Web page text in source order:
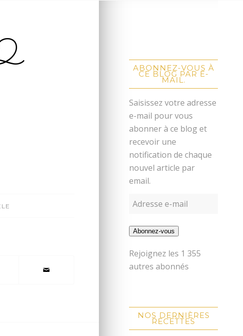
ABONNEZ-VOUS À
CE BLOG PAR E-
MAIL.
Saisissez votre adresse
e-mail pour vous
abonner à ce blog et
recevoir une
notification de chaque
nouvel article par
email.
Abonnez-vous
Rejoignez les 1 355
autres abonnés
NOS DERNIÈRES
RECETTES